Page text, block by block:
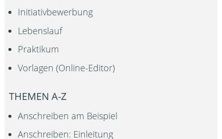
Initiativbewerbung
Lebenslauf
Praktikum
Vorlagen (Online-Editor)
THEMEN A-Z
Anschreiben am Beispiel
Anschreiben: Einleitung